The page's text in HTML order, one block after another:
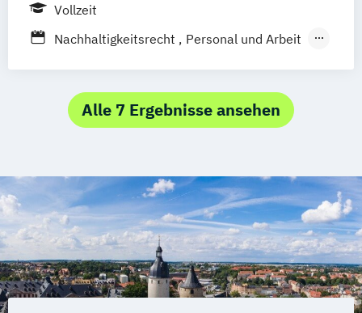
Vollzeit
Nachhaltigkeitsrecht
Personal und Arbeit
Alle 7 Ergebnisse ansehen